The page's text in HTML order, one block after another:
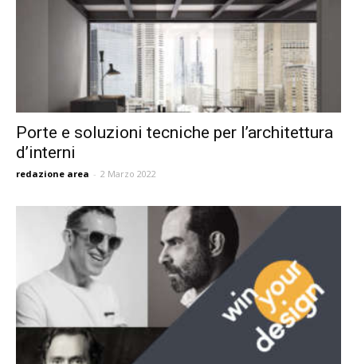
Porte e soluzioni tecniche per l’architettura
d’interni
redazione area - 2 Marzo 2022